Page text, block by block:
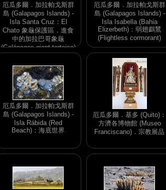
厄瓜多爾．加拉帕戈斯群
島 (Galapagos Islands) -
Isla Santa Cruz：El
Chato 象龜保護區．進食
中的加拉巴哥象龜
(Galápagos giant tortoise)
厄瓜多爾．加拉帕戈斯群
島 (Galapagos Islands) -
Isla Isabella (Bahia
Elizerbeth)：弱翅鸕鶿
(Flightless cormorant)
厄瓜多爾．加拉帕戈斯群
島 (Galapagos Islands) -
Isla Rábida (Red
Beach)：海底世界
厄瓜多爾．基多 (Quito)：
方濟各博物館 (Museo
Franciscano)．宗教展品